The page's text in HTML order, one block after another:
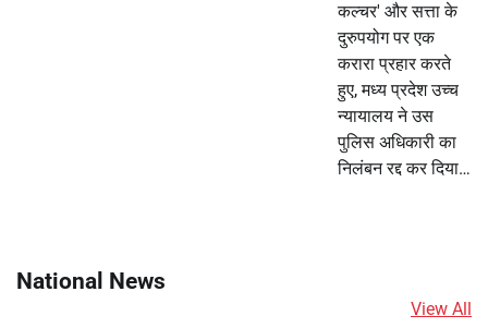
कल्चर' और सत्ता के
दुरुपयोग पर एक
करारा प्रहार करते
हुए, मध्य प्रदेश उच्च
न्यायालय ने उस
पुलिस अधिकारी का
निलंबन रद्द कर दिया…
National News
View All